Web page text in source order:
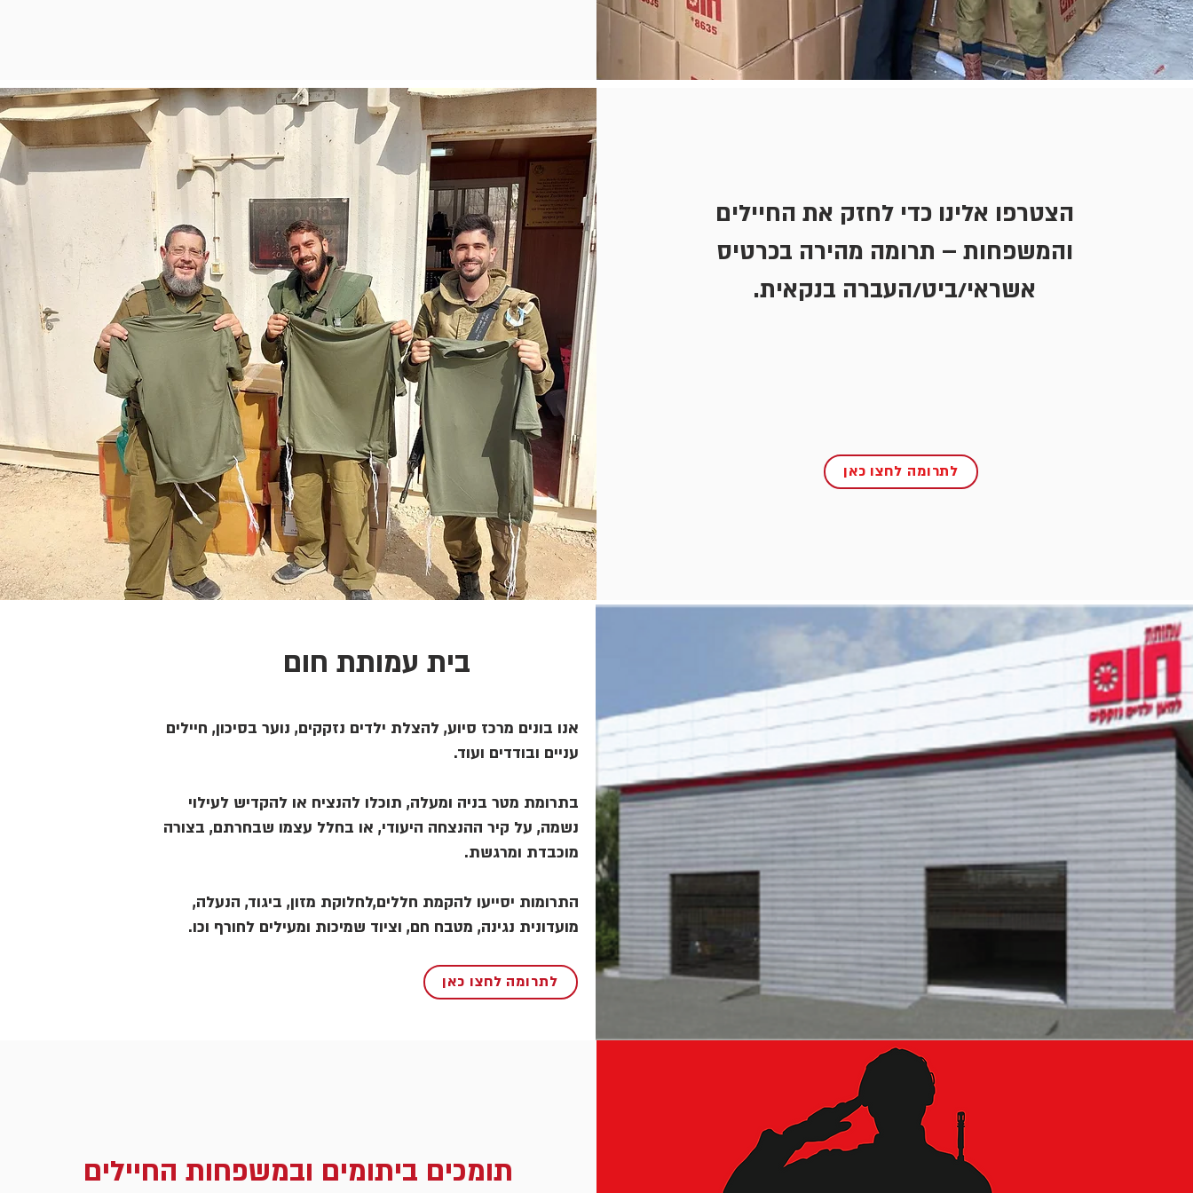
הצטרפו אלינו כדי לחזק את החיילים
והמשפחות – תרומה מהירה בכרטיס
אשראי/ביט/העברה בנקאית.
לתרומה לחצו כאן
בית עמותת חום
אנו בונים מרכז סיוע, להצלת ילדים נזקקים, נוער בסיכון, חיילים
עניים ובודדים ועוד.
בתרומת מטר בניה ומעלה, תוכלו להנציח או להקדיש לעילוי
נשמה, על קיר ההנצחה היעודי, או בחלל עצמו שבחרתם, בצורה
מוכבדת ומרגשת.
התרומות יסייעו להקמת חללים,לחלוקת מזון, ביגוד, הנעלה,
מועדונית נגינה, מטבח חם, וציוד שמיכות ומעילים לחורף וכו.
לתרומה לחצו כאן
תומכים ביתומים ובמשפחות החיילים